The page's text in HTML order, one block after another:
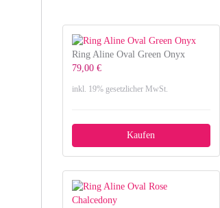
Ring Aline Oval Green Onyx
79,00 €
inkl. 19% gesetzlicher MwSt.
Kaufen